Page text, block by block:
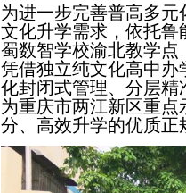
为进一步完善普高多
文化升学需求，依托
蜀数智学校渝北教学
凭借独立纯文化高中
化封闭式管理、分层
为重庆市两江新区重
分、高效升学的优质正